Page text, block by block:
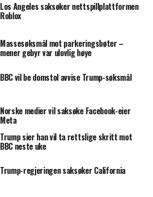
Los Angeles saksøker nettspillplattformen
Roblox
Massesøksmål mot parkeringsbøter –
mener gebyr var ulovlig høye
BBC vil be domstol avvise Trump-søksmål
Norske medier vil saksøke Facebook-eier
Meta
Trump sier han vil ta rettslige skritt mot
BBC neste uke
Trump-regjeringen saksøker California